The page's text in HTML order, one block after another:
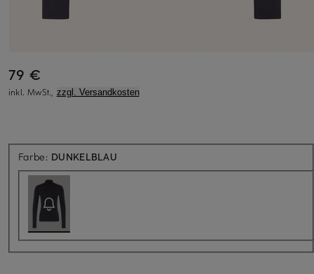
79 €
inkl. MwSt., zzgl. Versandkosten
Farbe: DUNKELBLAU